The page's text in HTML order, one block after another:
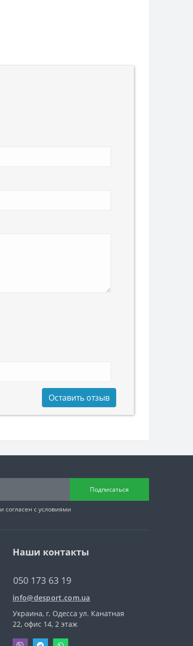
Оставить отзыв
Подписаться
и согласен с условиями
Наши контакты
050 173 63 19
info@desport.com.ua
Украина, г. Одесса ул. Канатная
22, офис 14, 2 этаж